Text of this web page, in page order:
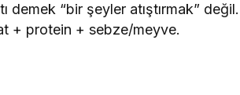
demek “bir şeyler atıştırmak”
+ protein + sebze/meyve.